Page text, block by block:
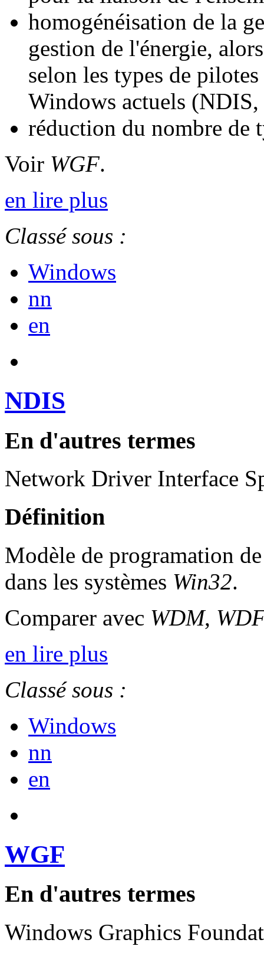
homogénéisation de la
gestion de l'énergie,
selon les types de
Windows actuels
réduction du nombre de
Voir WGF.
en lire plus
Classé sous :
Windows
nn
en
NDIS
En d'autres termes
Network Driver Interface
Définition
Modèle de programation
dans les systèmes Win32.
Comparer avec WDM,
en lire plus
Classé sous :
Windows
nn
en
WGF
En d'autres termes
Windows Graphics